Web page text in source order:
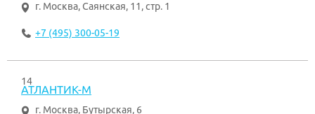
г. Москва, Саянская, 11, стр. 1
+7 (495) 300-05-19
14
АТЛАНТИК-М
г. Москва, Бутырская, 6